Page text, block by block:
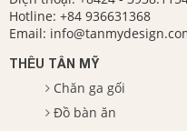
Hotline: +84 936631368
Email:
THÊU TÂN MỸ
Chăn ga gối
Đồ bàn ăn